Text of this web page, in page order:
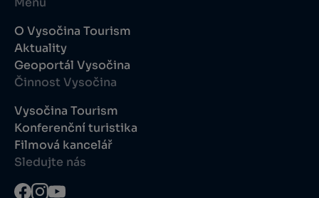
O Vysočina Tourism
Aktuality
Geoportál Vysočina
Činnost Vysočina
Vysočina Tourism
Konferenční turistika
Filmová kancelář
Sledujte nás